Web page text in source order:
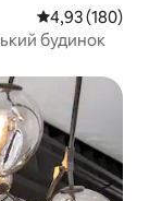
Середня
4,93 (180)
будинок